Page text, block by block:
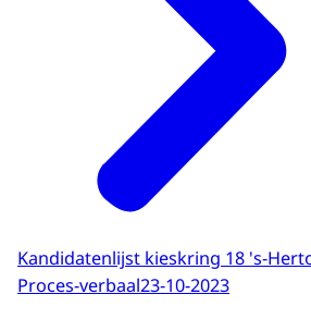
Kandidatenlijst kieskring 18 's-
Proces-verbaal23-10-2023